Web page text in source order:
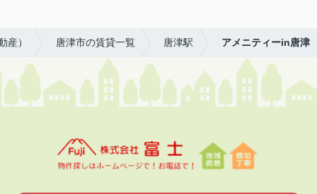
産） 唐津市の賃貸一覧 唐津駅 アメニティーin唐津